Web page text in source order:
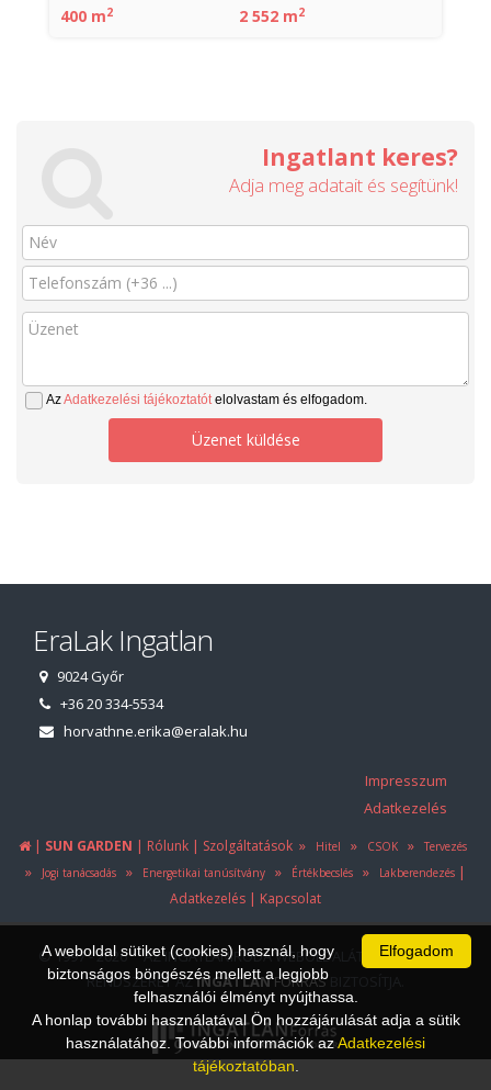
400 m2
2 552 m2
Ingatlant keres?
Adja meg adatait és segítünk!
AzAdatkezelési tájékoztatótelolvastam és elfogadom.
Üzenet küldése
EraLak Ingatlan
9024 Győr
+36 20 334-5534
horvathne.erika@eralak.hu
Impresszum
Adatkezelés
| SUN GARDEN | Rólunk | Szolgáltatások» Hitel » CSOK» Tervezés
» Jogi tanácsadás » Energetikai tanúsítvány » Értékbecslés » Lakberendezés |
Adatkezelés | Kapcsolat
© 1997 - 2026 AZ INGATLANIRODA WEBOLDALÁT ÉS ÜGYVITELI
RENDSZERÉT AZINGATLANFORRÁSBIZTOSÍTJA.
Elfogadom
A weboldal sütiket (cookies) használ, hogy
biztonságos böngészés mellett a legjobb
felhasználói élményt nyújthassa.
A honlap további használatával Ön hozzájárulását adja a sütik
használatához. További információk azAdatkezelési
tájékoztatóban